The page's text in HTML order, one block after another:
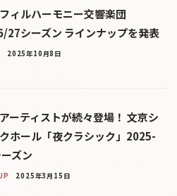
ィルハーモニー交響楽団
27シーズン ラインナップを発表
2025年10月8日
ーティストが続々登場！ 文京シ
ホール「夜クラシック」2025-
ズン
2025年3月15日